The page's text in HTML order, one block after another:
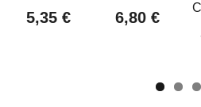
5,35 € 6,80 €